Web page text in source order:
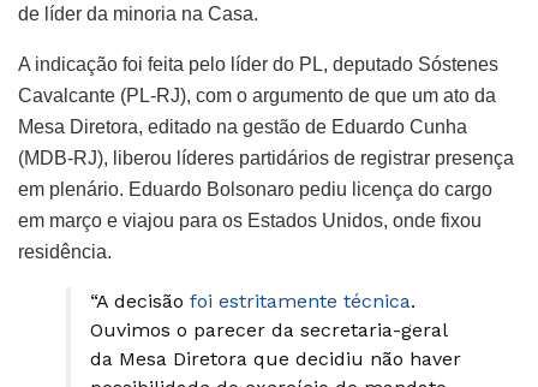
de líder da minoria na Casa.
A indicação foi feita pelo líder do PL, deputado Sóstenes
Cavalcante (PL-RJ), com o argumento de que um ato da
Mesa Diretora, editado na gestão de Eduardo Cunha
(MDB-RJ), liberou líderes partidários de registrar presença
em plenário. Eduardo Bolsonaro pediu licença do cargo
em março e viajou para os Estados Unidos, onde fixou
residência.
“A decisão foi estritamente técnica.
Ouvimos o parecer da secretaria-geral
da Mesa Diretora que decidiu não haver